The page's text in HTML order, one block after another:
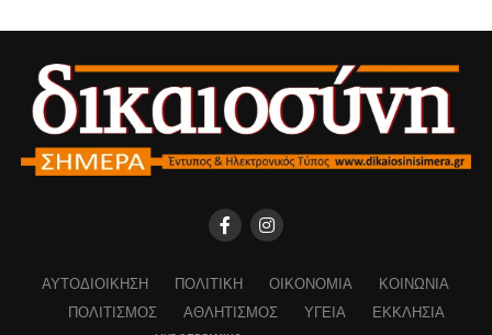
ΑΥΤΟΔΙΟΊΚΗΣΗ ΠΟΛΙΤΙΚΉ ΟΙΚΟΝΟΜΊΑ
ΚΟΙΝΩΝΊΑ
ΠΟΛΙΤΙΣΜΌΣ
ΑΘΛΗΤΙΣΜΌΣ ΥΓΕΊΑ
ΕΚΚΛΗΣΊΑ